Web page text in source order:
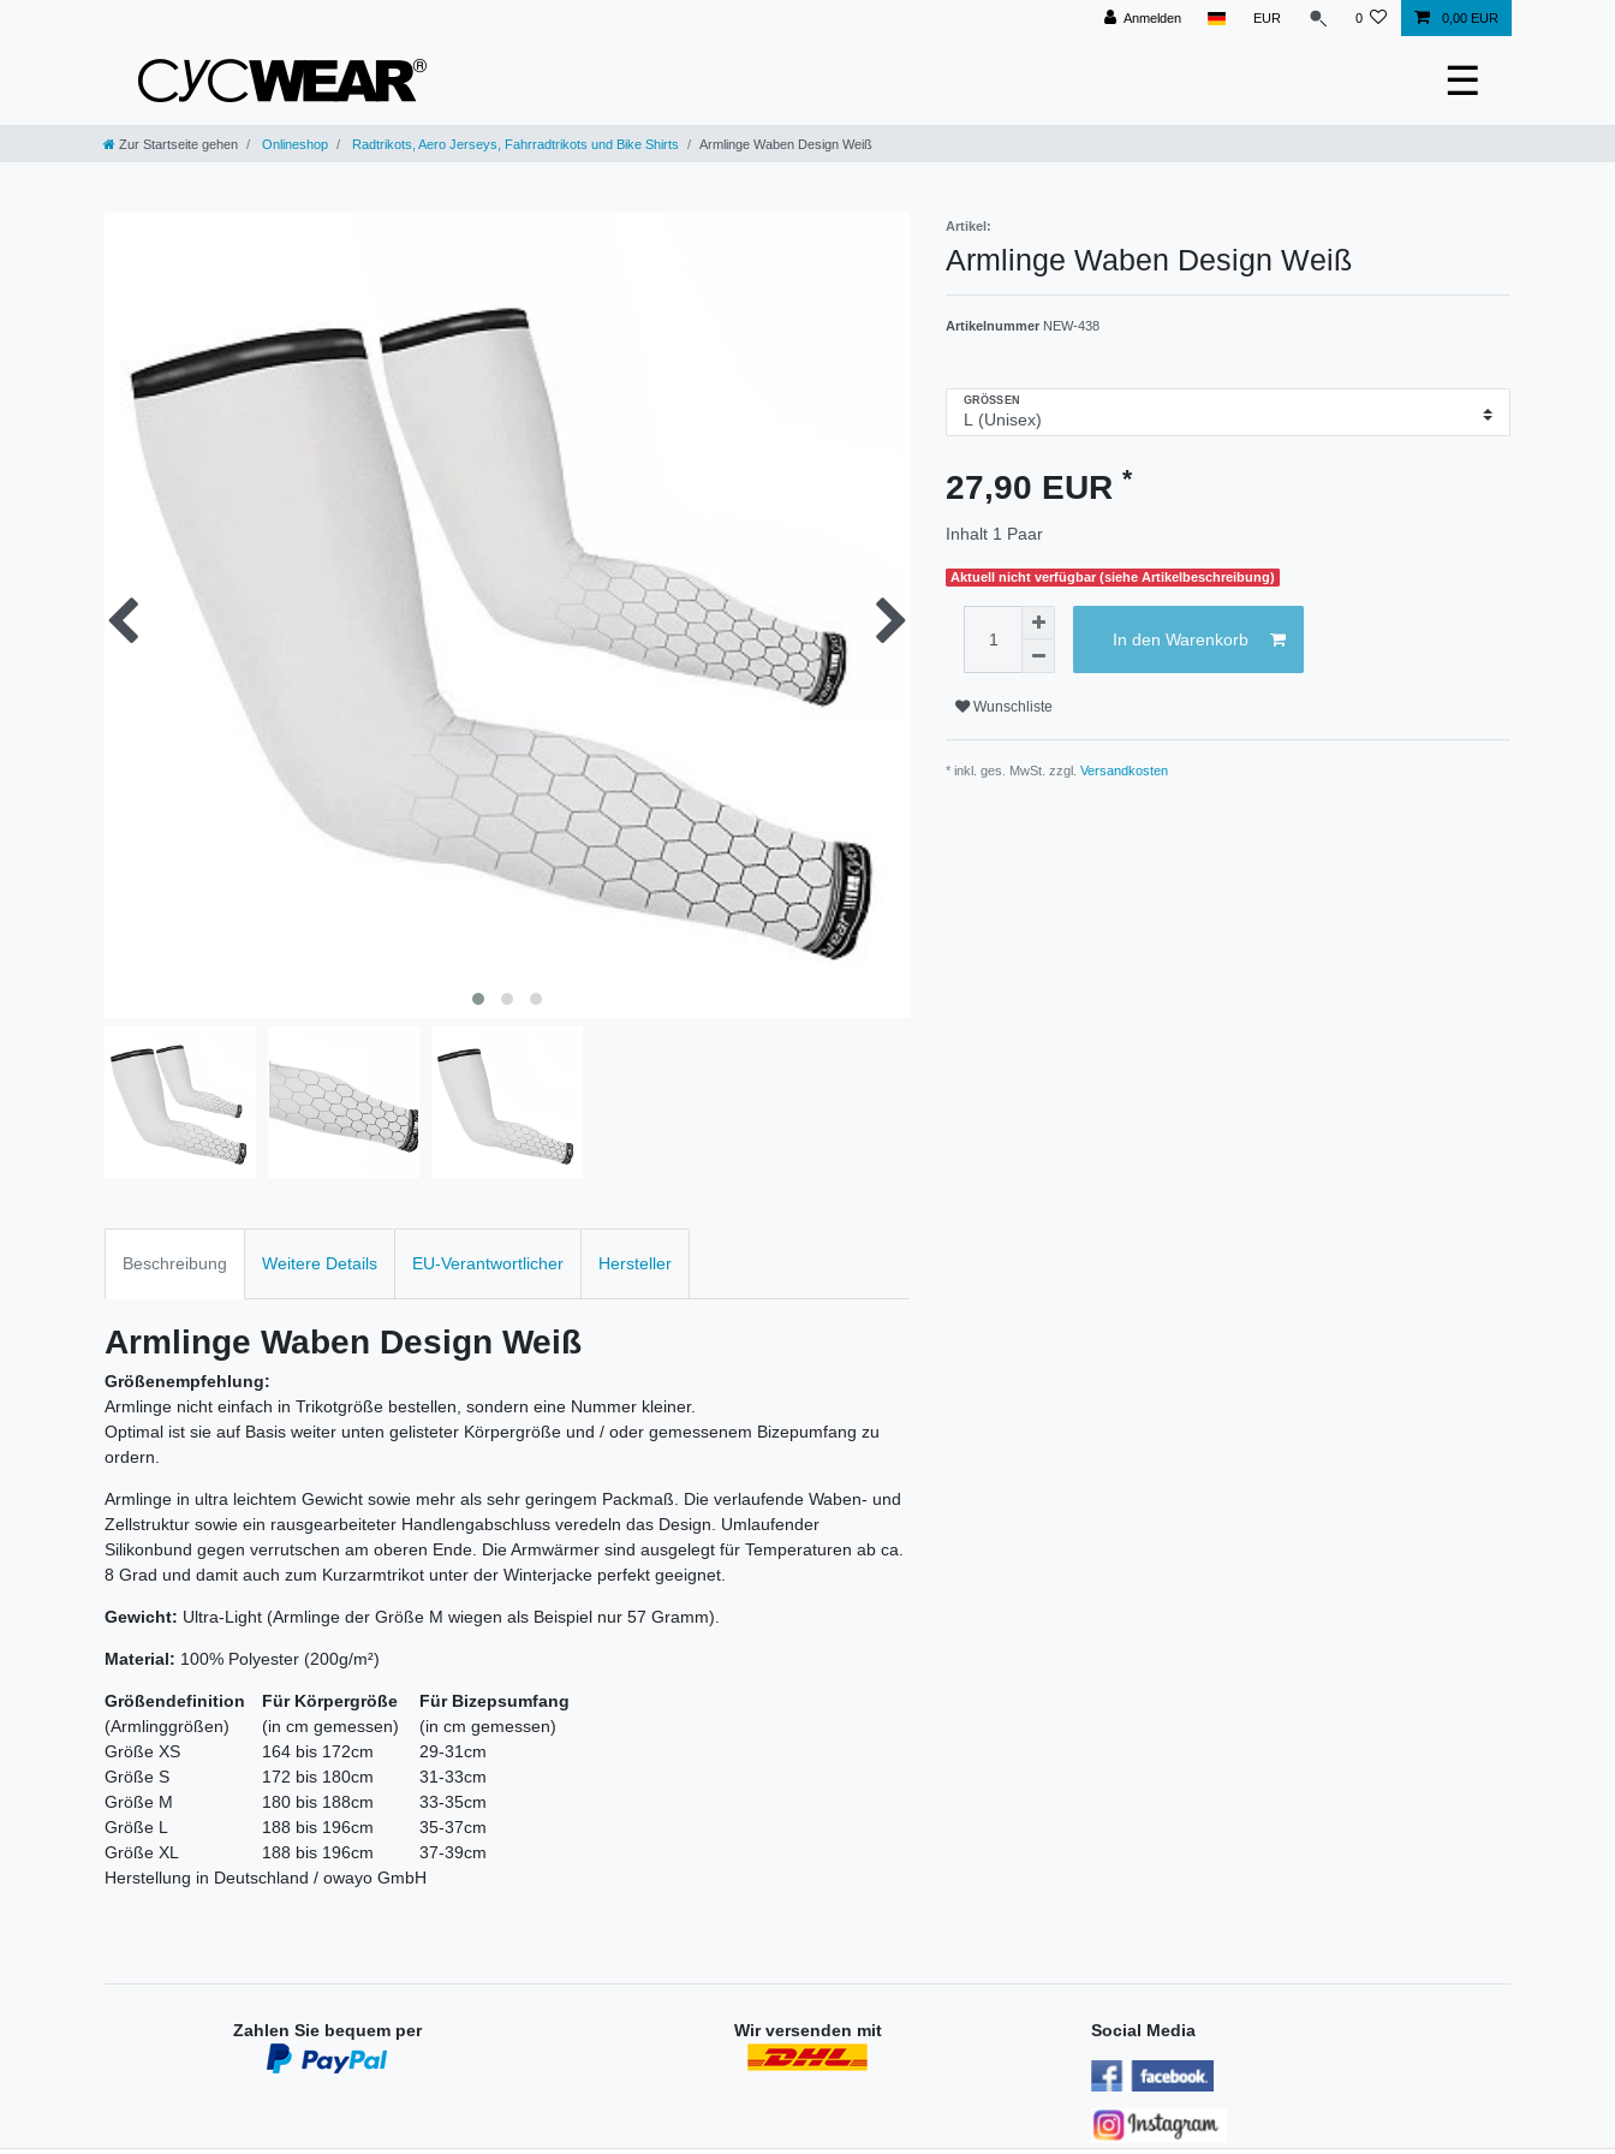
Anmelden EUR 0 0,00 EUR
☰
Zur Startseite gehen Onlineshop Radtrikots, Aero Jerseys, Fahrradtrikots und Bike Shirts Armlinge Waben Design Weiß
Artikel:
Armlinge Waben Design Weiß
Artikelnummer NEW-438
GRÖSSEN
27,90 EUR *
Inhalt 1 Paar
Aktuell nicht verfügbar (siehe Artikelbeschreibung)
In den Warenkorb
Wunschliste
* inkl. ges. MwSt. zzgl. Versandkosten
Beschreibung Weitere Details EU-Verantwortlicher Hersteller
Armlinge Waben Design Weiß
Größenempfehlung:
Armlinge nicht einfach in Trikotgröße bestellen, sondern eine Nummer kleiner.
Optimal ist sie auf Basis weiter unten gelisteter Körpergröße und / oder gemessenem Bizepumfang zu
ordern.
Armlinge in ultra leichtem Gewicht sowie mehr als sehr geringem Packmaß. Die verlaufende Waben- und
Zellstruktur sowie ein rausgearbeiteter Handlengabschluss veredeln das Design. Umlaufender
Silikonbund gegen verrutschen am oberen Ende. Die Armwärmer sind ausgelegt für Temperaturen ab ca.
8 Grad und damit auch zum Kurzarmtrikot unter der Winterjacke perfekt geeignet.
Gewicht: Ultra-Light (Armlinge der Größe M wiegen als Beispiel nur 57 Gramm).
Material: 100% Polyester (200g/m²)
Größendefinition
(Armlinggrößen)
Für Körpergröße
(in cm gemessen)
Für Bizepsumfang
(in cm gemessen)
Größe XS
164 bis 172cm
29-31cm
Größe S
172 bis 180cm
31-33cm
Größe M
180 bis 188cm
33-35cm
Größe L
188 bis 196cm
35-37cm
Größe XL
188 bis 196cm
37-39cm
Herstellung in Deutschland / owayo GmbH
Zahlen Sie bequem per Wir versenden mit Social Media